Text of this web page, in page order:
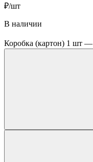
₽/шт
В наличии
Коробка (картон) 1 шт —